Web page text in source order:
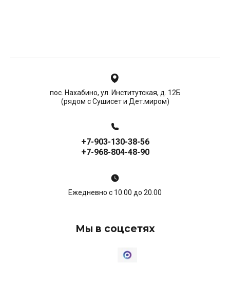
пос. Нахабино, ул. Институтская, д. 12Б
(рядом с Сушисет и Дет.миром)
+7-903-130-38-56
+7-968-804-48-90
Ежедневно с 10.00 до 20.00
Мы в соцсетях